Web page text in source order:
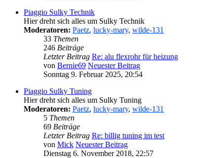
Piaggio Sulky Technik
Hier dreht sich alles um Sulky Technik
Moderatoren: Paetz, lucky-mary, wilde-131
33 Themen
246 Beiträge
Letzter Beitrag Re: alu flexrohr für heizung
von Bernie69 Neuester Beitrag
Sonntag 9. Februar 2025, 20:54
Piaggio Sulky Tuning
Hier dreht sich alles um Sulky Tuning
Moderatoren: Paetz, lucky-mary, wilde-131
5 Themen
69 Beiträge
Letzter Beitrag Re: billig tuning im test
von Mick Neuester Beitrag
Dienstag 6. November 2018, 22:57